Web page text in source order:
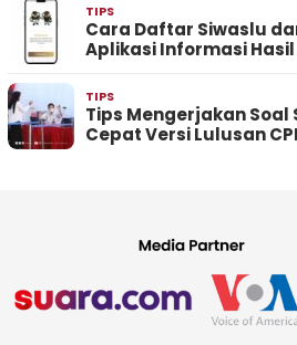
TIPS
Cara Daftar Siwaslu
Aplikasi Informasi
TIPS
Tips Mengerjakan Soal
Cepat Versi Lulusan